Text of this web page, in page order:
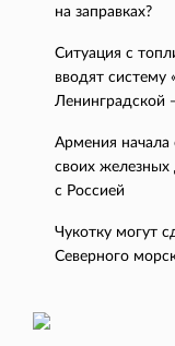
на заправках?
Ситуация с
вводят систему
Ленинградской
Армения начала
своих железных
с Россией
Чукотку могут
Северного